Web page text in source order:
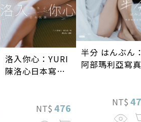
洛入你心：YURI
陳洛心日本寫真
NT$ 476
半分 はんぶん
阿部瑪利亞寫真
NT$